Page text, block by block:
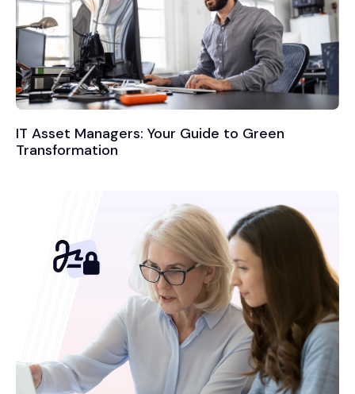
IT Asset Managers: Your Guide to Green
Transformation